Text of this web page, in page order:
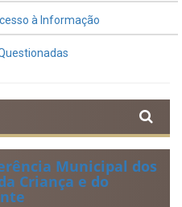
à Informação
Municipal dos
Criança e do